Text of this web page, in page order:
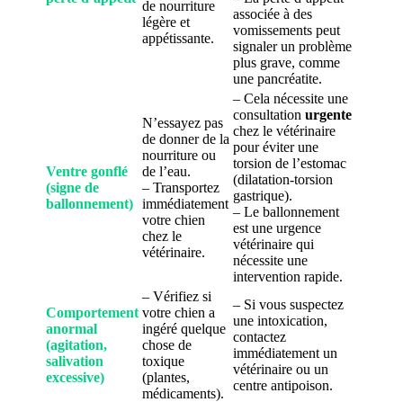
de nourriture
légère et
appétissante.
associée à des
vomissements peut
signaler un problème
plus grave, comme
une pancréatite.
Ventre gonflé
(signe de
ballonnement)
N’essayez pas
de donner de la
nourriture ou
de l’eau.
– Transportez
immédiatement
votre chien
chez le
vétérinaire.
– Cela nécessite une
consultation urgente
chez le vétérinaire
pour éviter une
torsion de l’estomac
(dilatation-torsion
gastrique).
– Le ballonnement
est une urgence
vétérinaire qui
nécessite une
intervention rapide.
Comportement
anormal
(agitation,
salivation
excessive)
– Vérifiez si
votre chien a
ingéré quelque
chose de
toxique
(plantes,
médicaments).
– Si vous suspectez
une intoxication,
contactez
immédiatement un
vétérinaire ou un
centre antipoison.